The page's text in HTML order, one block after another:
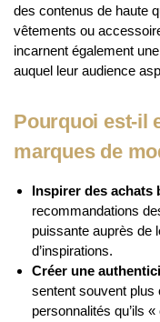
des contenus de haute
vêtements ou
incarnent également
auquel leur audience
Pourquoi est-il
marques de
Inspirer des achats
recommandations
puissante auprès de
d’inspirations.
Créer une
sentent souvent
personnalités qu’ils